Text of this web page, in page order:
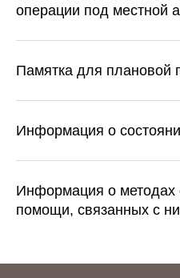
операции под местной
Памятка для плановой
Информация о
Информация о методах
помощи, связанных с